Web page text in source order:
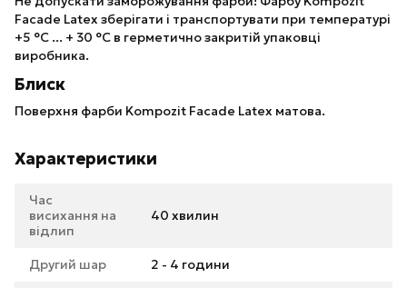
Facade Latex зберігати і транспортувати при температурі
+5 °С ... + 30 °С в герметично закритій упаковці
виробника.
Блиск
Поверхня фарби Kompozit Facade Latex матова.
Характеристики
Час
висихання на
відлип
40 хвилин
Другий шар 2 - 4 години